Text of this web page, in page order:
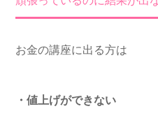
お金の講座に出る方は
・値上げができない